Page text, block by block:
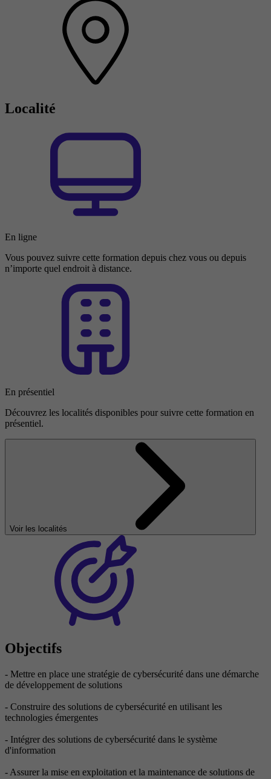
Localité
En ligne
Vous pouvez suivre cette formation depuis chez vous ou depuis
n’importe quel endroit à distance.
En présentiel
Découvrez les localités disponibles pour suivre cette formation en
présentiel.
Voir les localités
Objectifs
- Mettre en place une stratégie de cybersécurité dans une démarche
de développement de solutions
- Construire des solutions de cybersécurité en utilisant les
technologies émergentes
- Intégrer des solutions de cybersécurité dans le système
d'information
- Assurer la mise en exploitation et la maintenance de solutions de